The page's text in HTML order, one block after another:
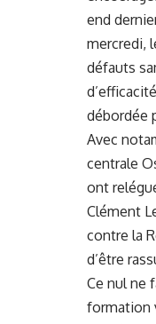
end
mercredi,
défauts
débordée
Avec
centrale
ont
Clément
contre la
d’être
Ce nul ne
formation